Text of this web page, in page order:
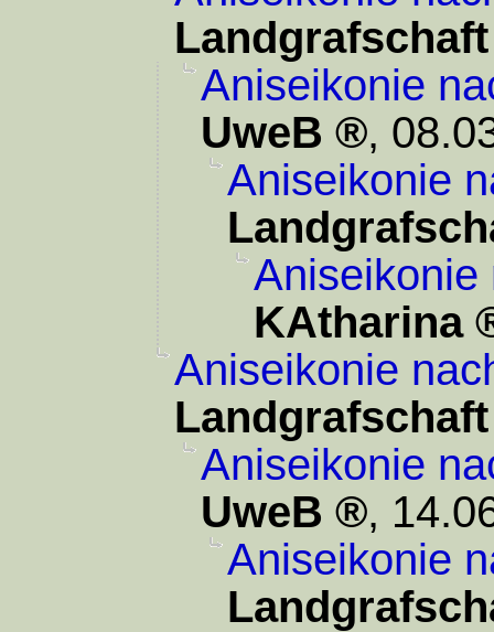
Landgrafschaft
Aniseikonie
UweB
,
Aniseikonie
Aniseikonie
KAtharina
Aniseikonie
Landgrafschaft
Aniseikonie
UweB
,
Aniseikonie